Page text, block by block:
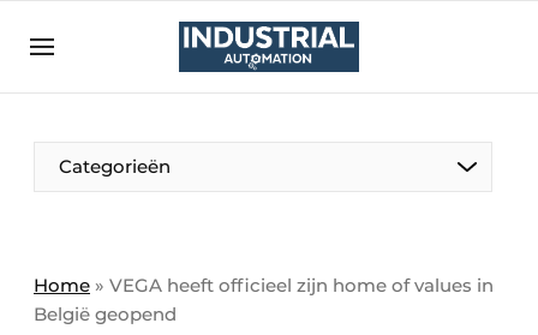
Aanmelden
Bedrijven
Bedrijven
Direct contact
Eigen content aanleveren
Categorieën
Home » VEGA heeft officieel zijn home of values in
België geopend